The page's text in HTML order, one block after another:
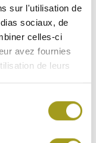
sur l'utilisation de
sociaux, de
celles-ci
avez fournies
de leurs
l’A86 et
excellente
par la
à
Stade de